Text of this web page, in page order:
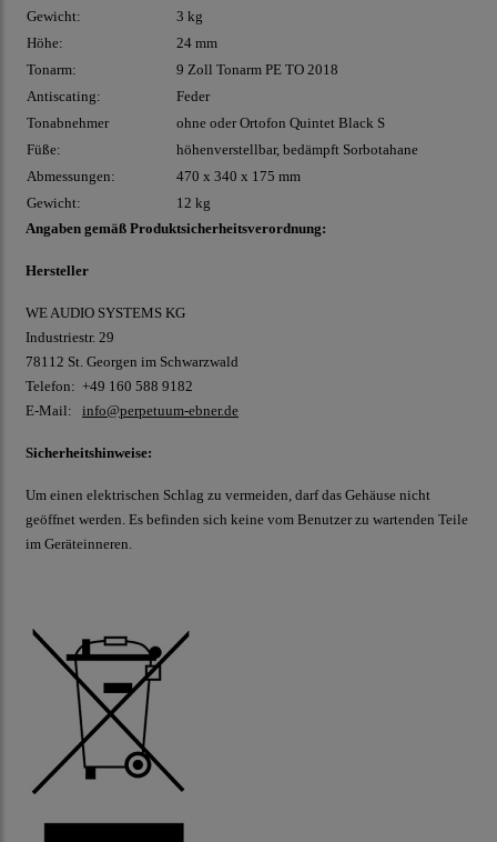
Gewicht:
3 kg
Höhe:
24 mm
Tonarm:
9 Zoll Tonarm PE TO 2018
Antiscating:
Feder
Tonabnehmer
ohne oder Ortofon Quintet Black S
Füße:
höhenverstellbar, bedämpft Sorbotahane
Abmessungen:
470 x 340 x 175 mm
Gewicht:
12 kg
Angaben gemäß Produktsicherheitsverordnung:
Hersteller
WE AUDIO SYSTEMS KG
Industriestr. 29
78112 St. Georgen im Schwarzwald
Telefon: +49 160 588 9182
E-Mail: info@perpetuum-ebner.de
Sicherheitshinweise:
Um einen elektrischen Schlag zu vermeiden, darf das Gehäuse nicht
geöffnet werden. Es befinden sich keine vom Benutzer zu wartenden Teile
im Geräteinneren.